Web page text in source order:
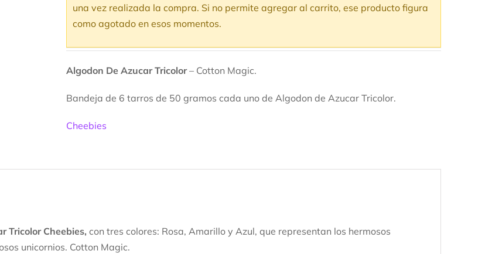
una vez realizada la compra. Si no permite agregar al carrito, ese producto figura
como agotado en esos momentos.
Algodon De Azucar Tricolor– Cotton Magic.
Bandeja de 6 tarros de 50 gramos cada uno de Algodon de Azucar Tricolor.
Cheebies
Tricolor Cheebies, con tres colores: Rosa, Amarillo y Azul, que representan los hermosos
unicornios. Cotton Magic.